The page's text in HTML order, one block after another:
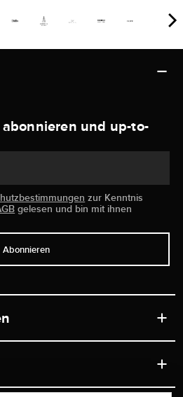
und up-to-
zur Kenntnis
gelesen und bin mit ihnen
Abonnieren